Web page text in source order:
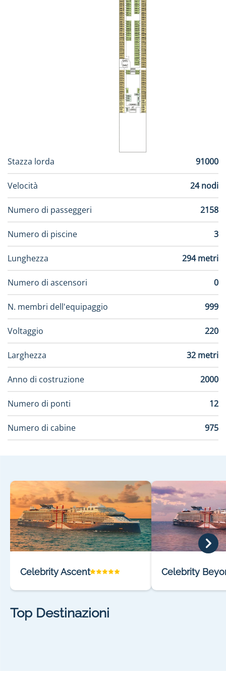
Stazza lorda 91000
Velocità 24 nodi
Numero di passeggeri 2158
Numero di piscine 3
Lunghezza 294 metri
Numero di ascensori 0
N. membri dell'equipaggio 999
Voltaggio 220
Larghezza 32 metri
Anno di costruzione 2000
Numero di ponti 12
Numero di cabine 975
Celebrity Ascent Celebrity
Top Destinazioni